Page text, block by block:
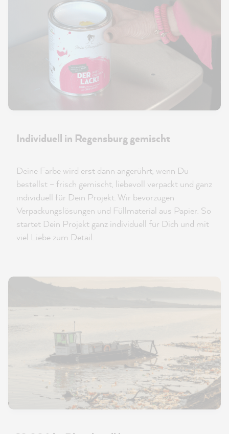
Individuell in Regensburg gemischt
Deine Farbe wird erst dann angerührt, wenn Du
bestellst – frisch gemischt, liebevoll verpackt und ganz
individuell für Dein Projekt. Wir bevorzugen
Verpackungslösungen und Füllmaterial aus Papier. So
startet Dein Projekt ganz individuell für Dich und mit
viel Liebe zum Detail.